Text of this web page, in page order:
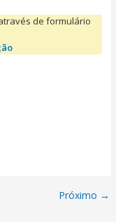
de formulário
Próximo →